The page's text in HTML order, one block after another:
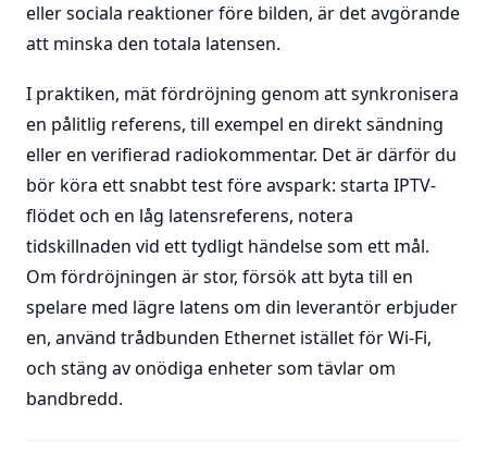
eller sociala reaktioner före bilden, är det avgörande
att minska den totala latensen.
I praktiken, mät fördröjning genom att synkronisera
en pålitlig referens, till exempel en direkt sändning
eller en verifierad radiokommentar. Det är därför du
bör köra ett snabbt test före avspark: starta IPTV-
flödet och en låg latensreferens, notera
tidskillnaden vid ett tydligt händelse som ett mål.
Om fördröjningen är stor, försök att byta till en
spelare med lägre latens om din leverantör erbjuder
en, använd trådbunden Ethernet istället för Wi-Fi,
och stäng av onödiga enheter som tävlar om
bandbredd.